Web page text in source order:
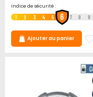
Indice de sécurité :
1 2 3 4 5 6 7 8 9
Ajouter au panier